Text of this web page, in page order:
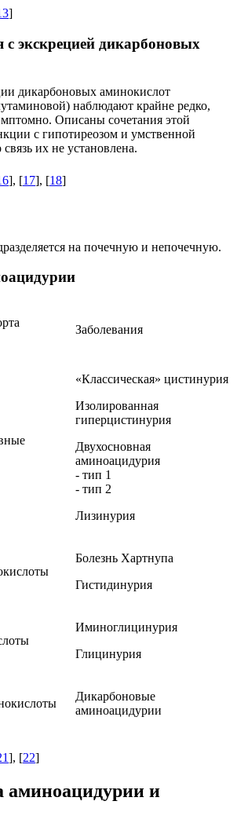
]
экскрецией дикарбоновых
дикарбоновых аминокислот
наблюдают крайне редко,
Описаны сочетания этой
с гипотиреозом и умственной
их не установлена.
], [17], [18]
на почечную и непочечную.
Заболевания
«Классическая» цистинурия
Изолированная
гиперцистинурия
Двухосновная
аминоацидурия
- тип 1
- тип 2
Лизинурия
Болезнь Хартнупа
Гистидинурия
Иминоглицинурия
Глицинурия
Дикарбоновые
аминоацидурии
], [22]
аминоацидурии и